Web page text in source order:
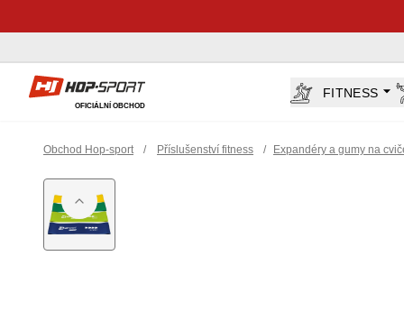
Hop-Sport.cz
OFICIÁLNÍ OBCHOD
FITNESS
Obchod Hop-sport / Příslušenství fitness / Expandéry a gumy na